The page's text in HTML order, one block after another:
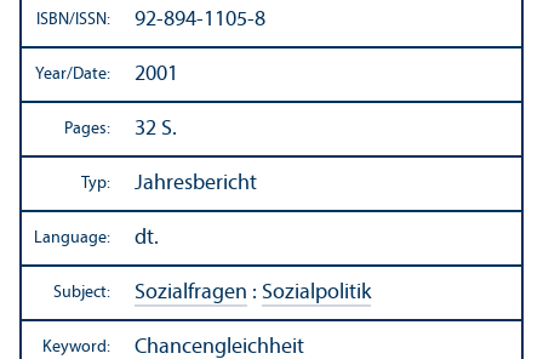
ISBN/ISSN: 92-894-1105-8
Year/Date: 2001
Pages: 32 S.
Typ: Jahresbericht
Language: dt.
Subject: Sozialfragen : Sozialpolitik
Keyword: Chancengleichheit